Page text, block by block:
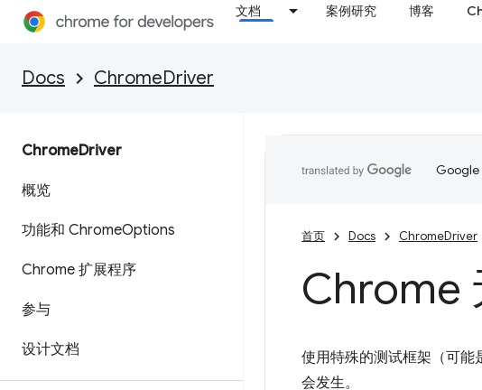
文档 案例研究 博客
Docs ChromeDriver
ChromeDriver
概览
功能和 ChromeOptions
Chrome 扩展程序
参与
设计文档
Google
首页 Docs ChromeDriver
Chrome
使用特殊的测试框架（可能
会发生。